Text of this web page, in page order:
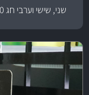
שני, שישי וערבי חג 09:00 עד 15:00